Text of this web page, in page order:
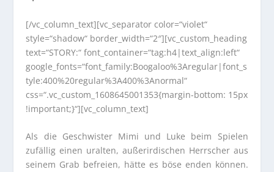
[/vc_column_text][vc_separator color=“violet“
style=“shadow“ border_width=“2″][vc_custom_heading
text=“STORY:“ font_container=“tag:h4|text_align:left“
google_fonts=“font_family:Boogaloo%3Aregular|font_s
tyle:400%20regular%3A400%3Anormal“
css=“.vc_custom_1608645001353{margin-bottom: 15px
!important;}“][vc_column_text]
Als die Geschwister Mimi und Luke beim Spielen
zufällig einen uralten, außerirdischen Herrscher aus
seinem Grab befreien, hätte es böse enden können.